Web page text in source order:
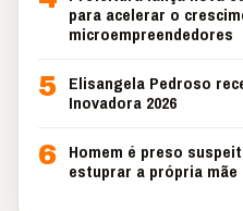
para acelerar o
microempreendedores
5 Elisangela Pedroso
Inovadora 2026
6 Homem é preso
estuprar a própria mãe